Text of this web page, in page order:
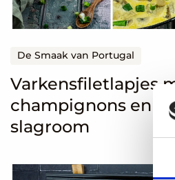
Varkensfiletlapjes
champignons en
slagroom
De Smaak van Portugal
en
slagroom
Lees